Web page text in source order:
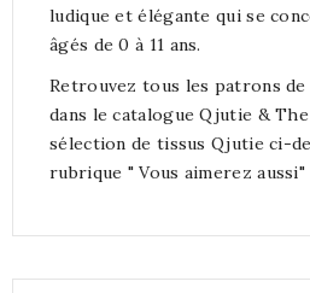
ludique et élégante qui se
âgés de 0 à 11 ans.
Retrouvez tous les patrons
dans le catalogue Qjutie &
sélection de tissus Qjutie ci-
rubrique " Vous aimerez aussi"